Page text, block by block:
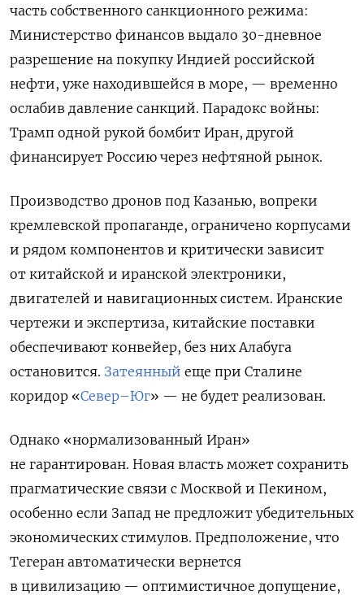
часть собственного санкционного режима:
Министерство финансов выдало 30-дневное
разрешение на покупку Индией российской
нефти, уже находившейся в море, — временно
ослабив давление санкций. Парадокс войны:
Трамп одной рукой бомбит Иран, другой
финансирует Россию через нефтяной рынок.
Производство дронов под Казанью, вопреки
кремлевской пропаганде, ограничено корпусами
и рядом компонентов и критически зависит
от китайской и иранской электроники,
двигателей и навигационных систем. Иранские
чертежи и экспертиза, китайские поставки
обеспечивают конвейер, без них Алабуга
остановится. Затеянный еще при Сталине
коридор «Север–Юг» — не будет реализован.
Однако «нормализованный Иран»
не гарантирован. Новая власть может сохранить
прагматические связи с Москвой и Пекином,
особенно если Запад не предложит убедительных
экономических стимулов. Предположение, что
Тегеран автоматически вернется
в цивилизацию — оптимистичное допущение,